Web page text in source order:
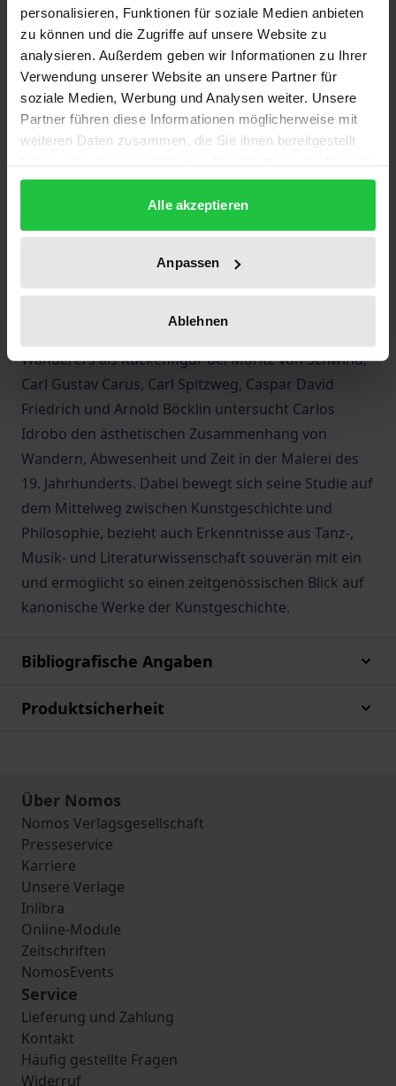
personalisieren, Funktionen für soziale Medien anbieten
zu können und die Zugriffe auf unsere Website zu
analysieren. Außerdem geben wir Informationen zu Ihrer
Verwendung unserer Website an unsere Partner für
soziale Medien, Werbung und Analysen weiter. Unsere
Partner führen diese Informationen möglicherweise mit
weiteren Daten zusammen, die Sie ihnen bereitgestellt
gesammelt haben.
Alle akzeptieren
Anpassen
Ablehnen
oftmals unbestimmtem Ziel hat unzählige
bedeutende Maler und Zeichner beschäftigt und
auch den Betrachter zu philosophischen
Überlegungen herausgefordert: Wie erscheint das,
was von uns weggeht? Zu Beginn der Wanderschaft
ist das Gesicht des Wanderers noch erkennbar, bald
sich in die Anonymität und seine individuellen
Charakterzüge verschwinden. Zurück bleibt das Bild
einer Rückenfigur – scheinbar bewegungslos und
dennoch im Aufbruch. Und alles, was wir erfahren,
ist eine Erwartung des Moments, in dem der
Wanderers als Rückenfigur bei Moritz von Schwind,
Carl Gustav Carus, Carl Spitzweg, Caspar David
Friedrich und Arnold Böcklin untersucht Carlos
Idrobo den ästhetischen Zusammenhang von
Wandern, Abwesenheit und Zeit in der Malerei des
19. Jahrhunderts. Dabei bewegt sich seine Studie auf
dem Mittelweg zwischen Kunstgeschichte und
Philosophie, bezieht auch Erkenntnisse aus Tanz-,
Musik- und Literaturwissenschaft souverän mit ein
und ermöglicht so einen zeitgenössischen Blick auf
kanonische Werke der Kunstgeschichte.
Bibliografische Angaben
Produktsicherheit
Über Nomos
Nomos Verlagsgesellschaft
Presseservice
Karriere
Unsere Verlage
Inlibra
Online-Module
Zeitschriften
NomosEvents
Service
Lieferung und Zahlung
Kontakt
Häufig gestellte Fragen
Widerruf